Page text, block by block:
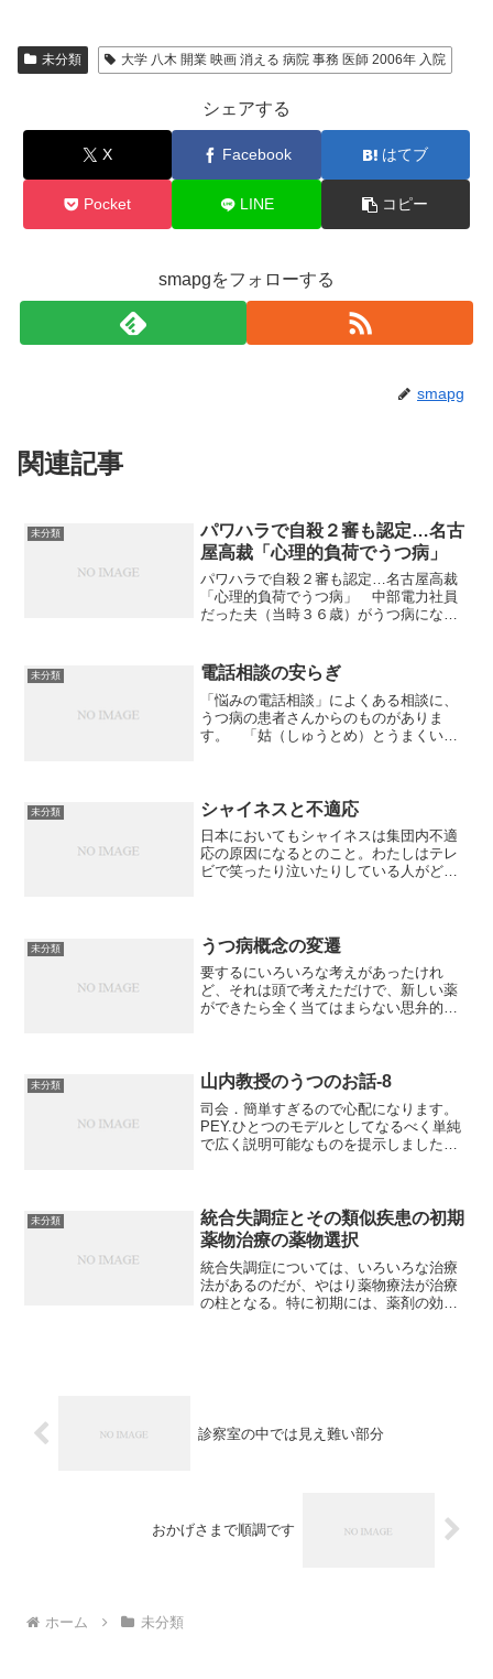
未分類 大学 八木 開業 映画 消える 病院 事務 医師 2006年 入院
シェアする
X Facebook はてブ
Pocket LINE コピー
smapgをフォローする
smapg
関連記事
未分類
パワハラで自殺２審も認定…名古
屋高裁「心理的負荷でうつ病」
パワハラで自殺２審も認定…名古屋高裁
「心理的負荷でうつ病」 中部電力社員
だった夫（当時３６歳）がうつ病になり
だったとして、愛知県内に住む妻（４
３）が名古屋南労働基準監督...
未分類 電話相談の安らぎ
「悩みの電話相談」によくある相談に、
うつ病の患者さんからのものがありま
す。 「姑（しゅうとめ）とうまくいか
たが、まだ不安で新しい仕事...
未分類 シャイネスと不適応
日本においてもシャイネスは集団内不適
応の原因になるとのこと。わたしはテレ
ビで笑ったり泣いたりしている人がどう
すから。*****シャイ...
未分類 うつ病概念の変遷
要するにいろいろな考えがあったけれ
ど、それは頭で考えただけで、新しい薬
ができたら全く当てはまらない思弁的
と言うことは、パ...
未分類 山内教授のうつのお話-8
司会．簡単すぎるので心配になります。
PEY.ひとつのモデルとしてなるべく単純
で広く説明可能なものを提示しました。
司会.セロトニンの...
未分類
統合失調症とその類似疾患の初期
薬物治療の薬物選択
統合失調症については、いろいろな治療
法があるのだが、やはり薬物療法が治療
の柱となる。特に初期には、薬剤の効果
診察室の中では見え難い部分
おかげさまで順調です
ホーム 未分類